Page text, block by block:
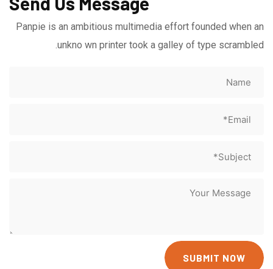
Panpie is an ambitious multimedia effort founded when an
unkno wn printer took a galley of type scrambled.
SUBMIT NOW